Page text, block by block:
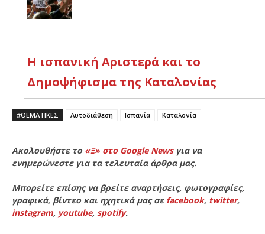
Η ισπανική Αριστερά και το
Δημοψήφισμα της Καταλονίας
#ΘΕΜΑΤΙΚΈΣ Αυτοδιάθεση Ισπανία Καταλονία
Ακολουθήστε το «Ξ» στο Google Newsγια να
ενημερώνεστε για τα τελευταία άρθρα μας.
Μπορείτε επίσης να βρείτε αναρτήσεις, φωτογραφίες,
γραφικά, βίντεο και ηχητικά μας σε facebook, twitter,
instagram, youtube, spotify.